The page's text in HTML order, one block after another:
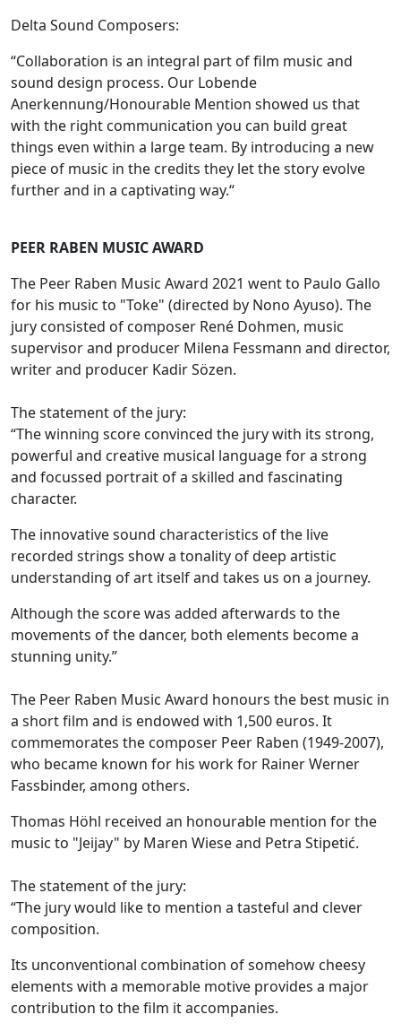
Delta Sound Composers:
“Collaboration is an integral part of film music and
sound design process. Our Lobende
Anerkennung/Honourable Mention showed us that
with the right communication you can build great
things even within a large team. By introducing a new
piece of music in the credits they let the story evolve
further and in a captivating way.“
PEER RABEN MUSIC AWARD
The Peer Raben Music Award 2021 went to Paulo Gallo
for his music to "Toke" (directed by Nono Ayuso). The
jury consisted of composer René Dohmen, music
supervisor and producer Milena Fessmann and director,
writer and producer Kadir Sözen.
The statement of the jury:
“The winning score convinced the jury with its strong,
powerful and creative musical language for a strong
and focussed portrait of a skilled and fascinating
character.
The innovative sound characteristics of the live
recorded strings show a tonality of deep artistic
understanding of art itself and takes us on a journey.
Although the score was added afterwards to the
movements of the dancer, both elements become a
stunning unity.”
The Peer Raben Music Award honours the best music in
a short film and is endowed with 1,500 euros. It
commemorates the composer Peer Raben (1949-2007),
who became known for his work for Rainer Werner
Fassbinder, among others.
Thomas Höhl received an honourable mention for the
music to "Jeijay" by Maren Wiese and Petra Stipetić.
The statement of the jury:
“The jury would like to mention a tasteful and clever
composition.
Its unconventional combination of somehow cheesy
elements with a memorable motive provides a major
contribution to the film it accompanies.